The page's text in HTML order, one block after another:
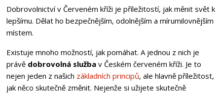
Dobrovolnictví v Červeném kříži je příležitostí, jak měnit svět k
lepšímu. Dělat ho bezpečnějším, odolnějším a mírumilovnějším
místem.
Existuje mnoho možností, jak pomáhat. A jednou z nich je
právě dobrovolná služba v Českém červeném kříži. Je to
nejen jeden z našich základních principů, ale hlavně příležitost,
jak něco skutečně změnit. Nejenže si užijete skutečně